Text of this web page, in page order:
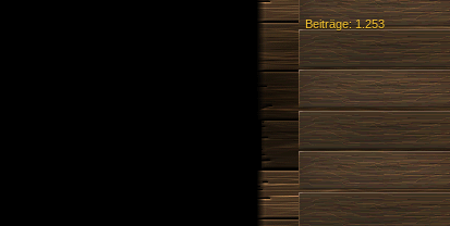
Beiträge: 1.253